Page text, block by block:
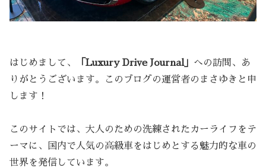
はじめまして、 「Luxury Drive Journal」 への訪問、あ
りがとうございます。このブログの運営者のまさゆきと申
します！
このサイトでは、大人のための洗練されたカーライフをテ
ーマに、国内で人気の高級車をはじめとする魅力的な車の
世界を発信しています。